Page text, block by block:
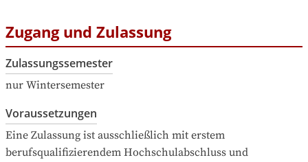
Zugang und Zulassung
Zulassungssemester
nur Wintersemester
Voraussetzungen
Eine Zulassung ist ausschließlich mit erstem
berufsqualifizierendem Hochschulabschluss und